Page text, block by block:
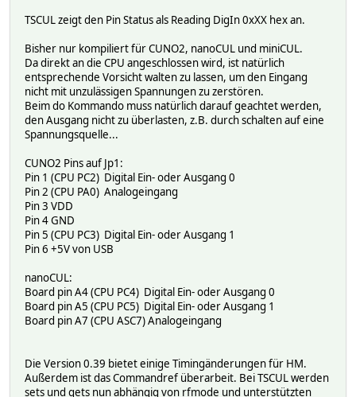
TSCUL zeigt den Pin Status als Reading DigIn 0xXX hex an.
Bisher nur kompiliert für CUNO2, nanoCUL und miniCUL.
Da direkt an die CPU angeschlossen wird, ist natürlich
entsprechende Vorsicht walten zu lassen, um den Eingang
nicht mit unzulässigen Spannungen zu zerstören.
Beim do Kommando muss natürlich darauf geachtet werden,
den Ausgang nicht zu überlasten, z.B. durch schalten auf eine
Spannungsquelle...
CUNO2 Pins auf Jp1:
Pin 1 (CPU PC2) Digital Ein- oder Ausgang 0
Pin 2 (CPU PA0) Analogeingang
Pin 3 VDD
Pin 4 GND
Pin 5 (CPU PC3) Digital Ein- oder Ausgang 1
Pin 6 +5V von USB
nanoCUL:
Board pin A4 (CPU PC4) Digital Ein- oder Ausgang 0
Board pin A5 (CPU PC5) Digital Ein- oder Ausgang 1
Board pin A7 (CPU ASC7) Analogeingang
Die Version 0.39 bietet einige Timingänderungen für HM.
Außerdem ist das Commandref überarbeit. Bei TSCUL werden
sets und gets nun abhängig von rfmode und unterstützten